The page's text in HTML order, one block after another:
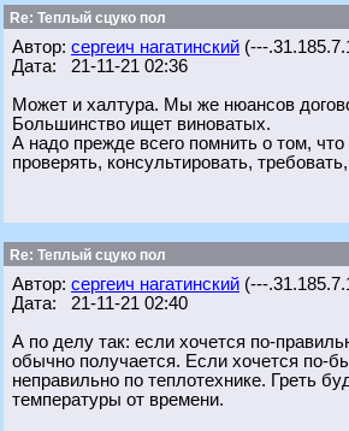
Re: Теплый сцуко пол
Автор: сергеич нагатинский (---
Дата: 21-11-21 02:36
Может и халтура. Мы же нюансов
Большинство ищет виноватых.
А надо прежде всего помнить о том,
проверять, консультировать,
Re: Теплый сцуко пол
Автор: сергеич нагатинский (---
Дата: 21-11-21 02:40
А по делу так: если хочется по-
обычно получается. Если хочется по-
неправильно по теплотехнике. Греть
температуры от времени.